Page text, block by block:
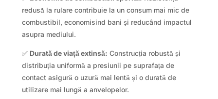
redusă la rulare contribuie la un consum mai mic de
combustibil, economisind bani și reducând impactul
asupra mediului.
✅ Durată de viață extinsă: Construcția robustă și
distribuția uniformă a presiunii pe suprafața de
contact asigură o uzură mai lentă și o durată de
utilizare mai lungă a anvelopelor.